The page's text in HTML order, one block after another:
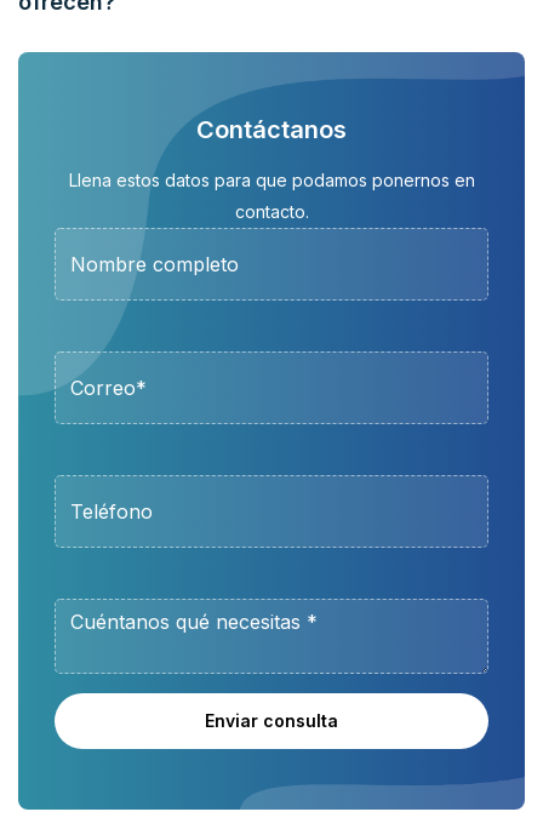
Contáctanos
Llena estos datos para que podamos ponernos en
contacto.
Enviar consulta